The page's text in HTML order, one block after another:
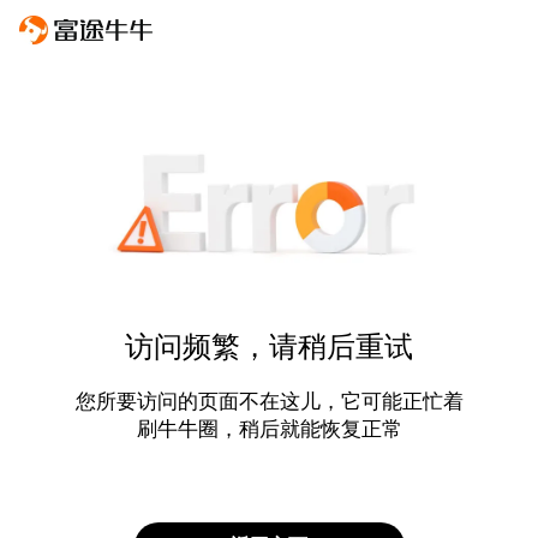
访问频繁，请稍后重试
您所要访问的页面不在这儿，它可能正忙着
刷牛牛圈，稍后就能恢复正常